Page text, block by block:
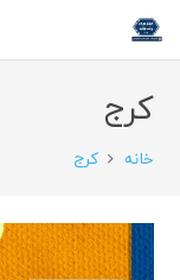
کرج
خانه کرج